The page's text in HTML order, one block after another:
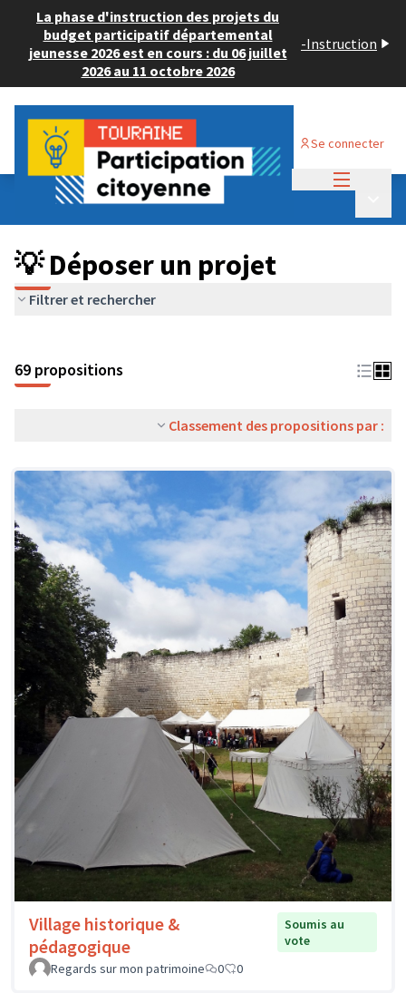
La phase d'instruction des projets du
budget participatif départemental
jeunesse 2026 est en cours : du 06 juillet
2026 au 11 octobre 2026
-Instruction
Se connecter
Budget Participatif ADULTE 2024
💡 Déposer un projet
💡 Déposer un projet
Filtrer et rechercher
69 propositions
Classement des propositions par :
Village historique &
pédagogique
Soumis au
vote
Regards sur mon patrimoine
0 0